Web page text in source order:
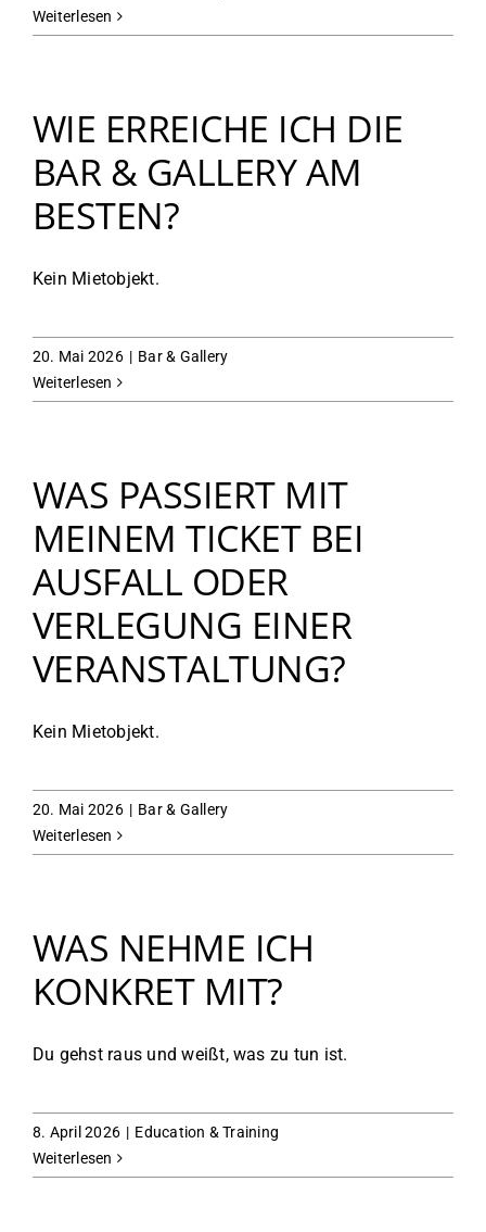
Weiterlesen
WIE ERREICHE ICH DIE
BAR & GALLERY AM
BESTEN?
Kein Mietobjekt.
20. Mai 2026 | Bar & Gallery
Weiterlesen
WAS PASSIERT MIT
MEINEM TICKET BEI
AUSFALL ODER
VERLEGUNG EINER
VERANSTALTUNG?
Kein Mietobjekt.
20. Mai 2026 | Bar & Gallery
Weiterlesen
WAS NEHME ICH
KONKRET MIT?
Du gehst raus und weißt, was zu tun ist.
8. April 2026 | Education & Training
Weiterlesen